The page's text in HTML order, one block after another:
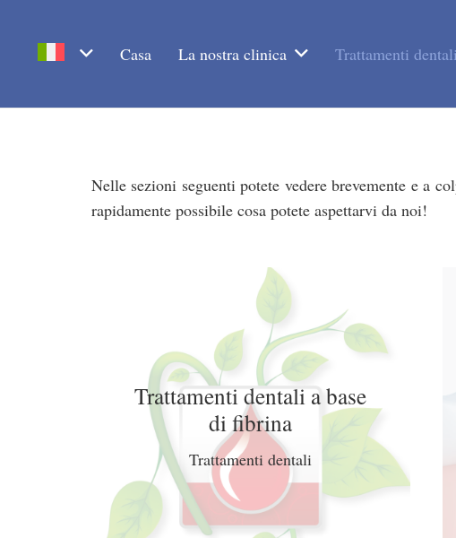
Casa La nostra clinica Trattamenti dentali
Nelle sezioni seguenti potete vedere brevemente e a
rapidamente possibile cosa potete aspettarvi da noi!
Trattamenti dentali a base
di fibrina
Trattamenti dentali